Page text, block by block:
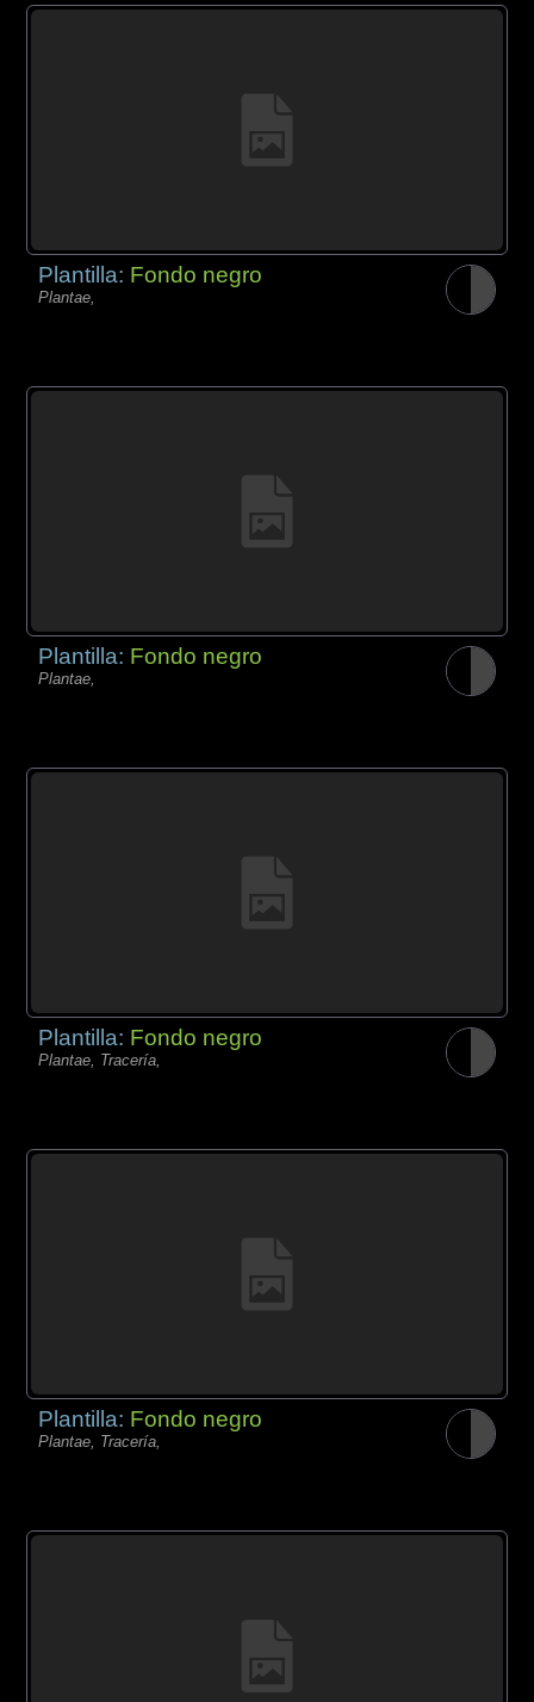
Plantilla: Fondo negro
Plantae,
Plantilla: Fondo negro
Plantae,
Plantilla: Fondo negro
Plantae, Tracería,
Plantilla: Fondo negro
Plantae, Tracería,